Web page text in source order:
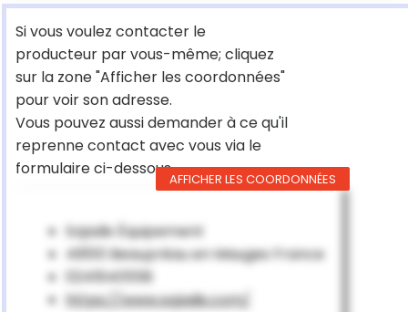
Si vous voulez contacter le
producteur par vous-même; cliquez
sur la zone "Afficher les coordonnées"
pour voir son adresse.
Vous pouvez aussi demander à ce qu'il
reprenne contact avec vous via le
formulaire ci-dessous
Sojadis Équipement
49510 Beaupréau en Mauges France
0241640558
https://www.sojadis.com/
AFFICHER LES COORDONNÉES